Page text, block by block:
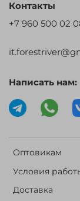
Оптовикам
Условия
Доставка
Контакты
+7 960 500 02
Написать нам: